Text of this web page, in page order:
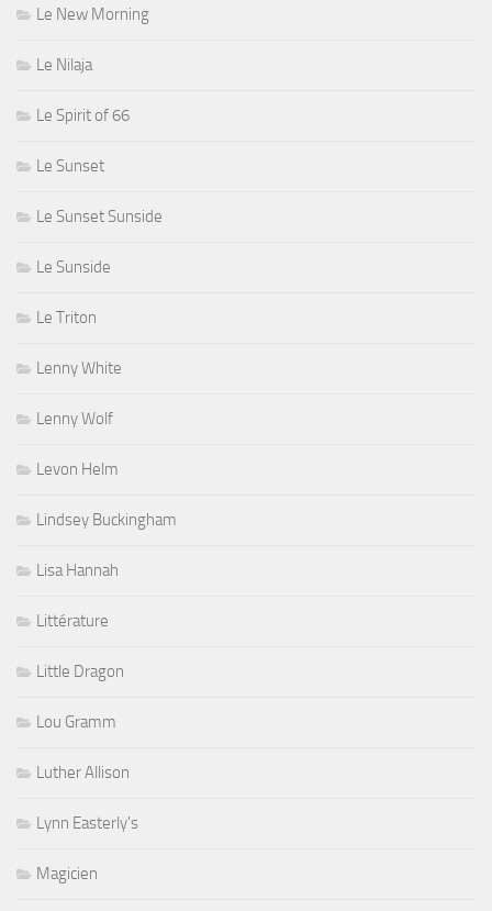
Le New Morning
Le Nilaja
Le Spirit of 66
Le Sunset
Le Sunset Sunside
Le Sunside
Le Triton
Lenny White
Lenny Wolf
Levon Helm
Lindsey Buckingham
Lisa Hannah
Littérature
Little Dragon
Lou Gramm
Luther Allison
Lynn Easterly's
Magicien